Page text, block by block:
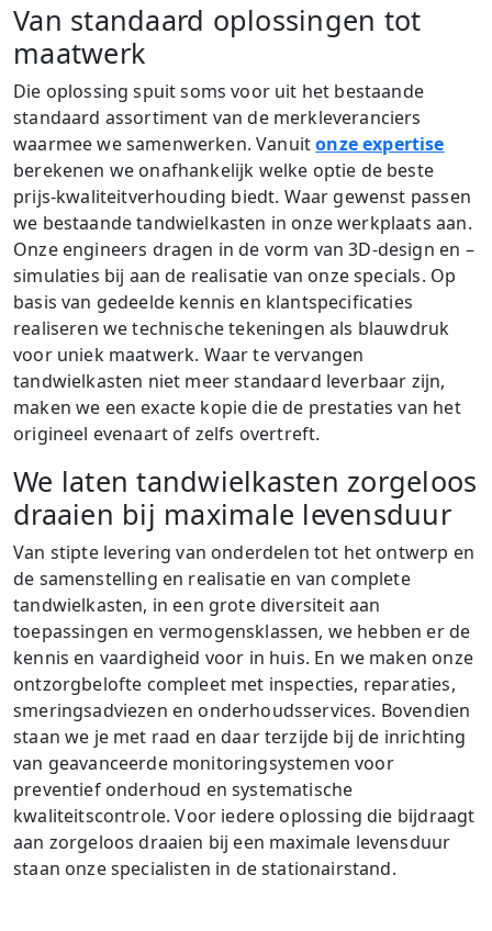
Van standaard oplossingen tot
maatwerk
Die oplossing spuit soms voor uit het bestaande
standaard assortiment van de merkleveranciers
waarmee we samenwerken. Vanuitonze expertise
berekenen we onafhankelijk welke optie de beste
prijs-kwaliteitverhouding biedt. Waar gewenst passen
we bestaande tandwielkasten in onze werkplaats aan.
Onze engineers dragen in de vorm van 3D-design en –
simulaties bij aan de realisatie van onze specials. Op
basis van gedeelde kennis en klantspecificaties
realiseren we technische tekeningen als blauwdruk
voor uniek maatwerk. Waar te vervangen
tandwielkasten niet meer standaard leverbaar zijn,
maken we een exacte kopie die de prestaties van het
origineel evenaart of zelfs overtreft.
We laten tandwielkasten zorgeloos
draaien bij maximale levensduur
Van stipte levering van onderdelen tot het ontwerp en
de samenstelling en realisatie en van complete
tandwielkasten, in een grote diversiteit aan
toepassingen en vermogensklassen, we hebben er de
kennis en vaardigheid voor in huis. En we maken onze
ontzorgbelofte compleet met inspecties, reparaties,
smeringsadviezen en onderhoudsservices. Bovendien
staan we je met raad en daar terzijde bij de inrichting
van geavanceerde monitoringsystemen voor
preventief onderhoud en systematische
kwaliteitscontrole. Voor iedere oplossing die bijdraagt
aan zorgeloos draaien bij een maximale levensduur
staan onze specialisten in de stationairstand.